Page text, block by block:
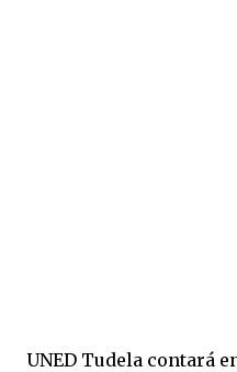
UNED Tudela contará